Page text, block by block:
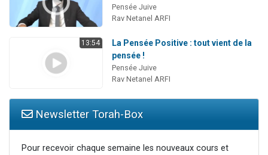
Pensée Juive
Rav Netanel ARFI
13:54
La Pensée Positive : tout vient de la
pensée !
Pensée Juive
Rav Netanel ARFI
Newsletter Torah-Box
Pour recevoir chaque semaine les nouveaux cours et